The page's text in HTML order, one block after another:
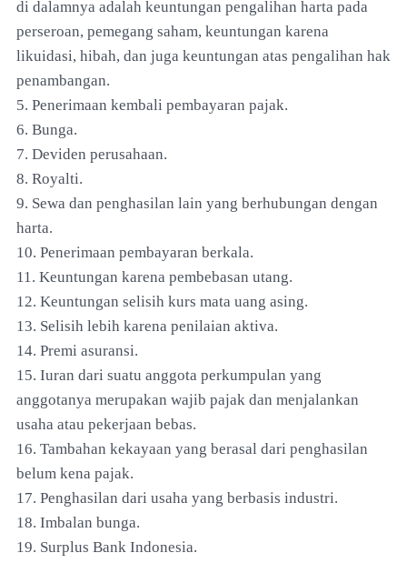
di dalamnya adalah keuntungan pengalihan harta pada
perseroan, pemegang saham, keuntungan karena
likuidasi, hibah, dan juga keuntungan atas pengalihan hak
penambangan.
5. Penerimaan kembali pembayaran pajak.
6. Bunga.
7. Deviden perusahaan.
8. Royalti.
9. Sewa dan penghasilan lain yang berhubungan dengan
harta.
10. Penerimaan pembayaran berkala.
11. Keuntungan karena pembebasan utang.
12. Keuntungan selisih kurs mata uang asing.
13. Selisih lebih karena penilaian aktiva.
14. Premi asuransi.
15. Iuran dari suatu anggota perkumpulan yang
anggotanya merupakan wajib pajak dan menjalankan
usaha atau pekerjaan bebas.
16. Tambahan kekayaan yang berasal dari penghasilan
belum kena pajak.
17. Penghasilan dari usaha yang berbasis industri.
18. Imbalan bunga.
19. Surplus Bank Indonesia.